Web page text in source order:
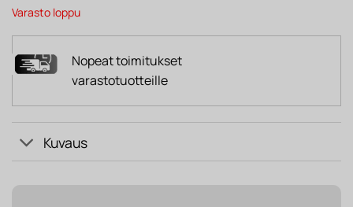
52 €.
Varasto loppu
Nopeat toimitukset
varastotuotteille
Kuvaus